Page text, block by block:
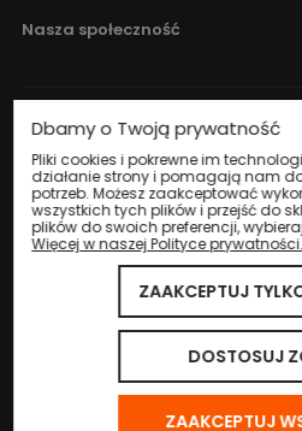
Nasza społeczność
Nadzór nad
leczniczymi
Wojewódzki
Katowicach.
© 2024 Eco Life Group.
Dbamy o Twoją prywatność
Pliki cookies i pokrewne im
działanie strony i pomagają nam
potrzeb. Możesz zaakceptować
wszystkich tych plików i przejść do
plików do swoich preferencji,
Więcej w naszej Polityce prywatności.
ZAAKCEPTUJ
DOSTOSUJ
ZAAKCEPTUJ